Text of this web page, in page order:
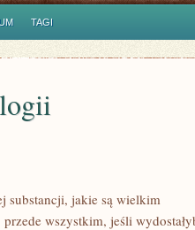
TAGI
substancji, jakie są wielkim
wszystkim, jeśli